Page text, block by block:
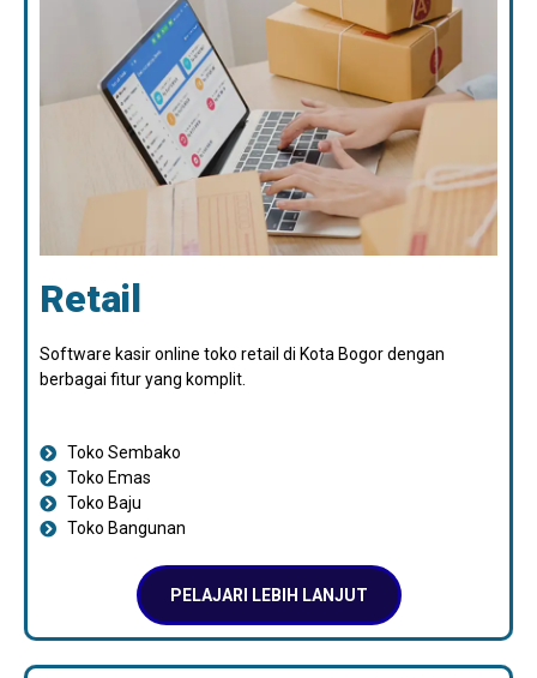
Retail
Software kasir online toko retail di Kota Bogor dengan
berbagai fitur yang komplit.
Toko Sembako
Toko Emas
Toko Baju
Toko Bangunan
PELAJARI LEBIH LANJUT